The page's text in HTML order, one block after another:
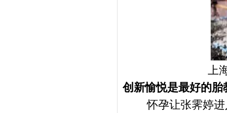
上
创新愉悦是最好的胎
怀孕让张霁婷